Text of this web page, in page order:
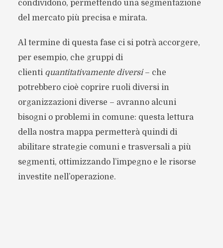
condividono, permettendo una segmentazione
del mercato più precisa e mirata.
Al termine di questa fase ci si potrà accorgere,
per esempio, che gruppi di
clienti quantitativamente diversi– che
potrebbero cioè coprire ruoli diversi in
organizzazioni diverse – avranno alcuni
bisogni o problemi in comune: questa lettura
della nostra mappa permetterà quindi di
abilitare strategie comuni e trasversali a più
segmenti, ottimizzando l’impegno e le risorse
investite nell’operazione.